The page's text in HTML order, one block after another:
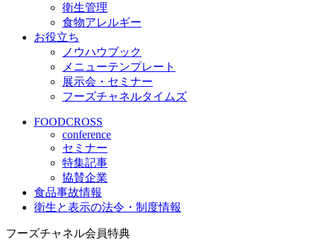
衛生管理
食物アレルギー
お役立ち
ノウハウブック
メニューテンプレート
展示会・セミナー
フーズチャネルタイムズ
FOODCROSS
conference
セミナー
特集記事
協賛企業
食品事故情報
衛生と表示の法令・制度情報
フーズチャネル会員特典